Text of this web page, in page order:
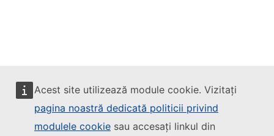
Acest site utilizează module cookie. Vizitați
pagina noastră dedicată politicii privind
modulele cookie sau accesați linkul din